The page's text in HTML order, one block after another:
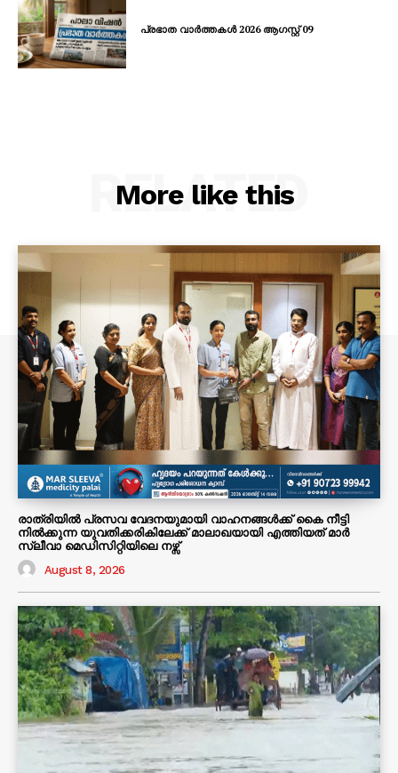
പ്രഭാത വാർത്തകൾ 2026 ആഗസ്റ്റ് 09
More like this
RELATED
രാത്രിയിൽ പ്രസവ വേദനയുമായി വാഹനങ്ങൾക്ക് കൈ നീട്ടി
നിൽക്കുന്ന യുവതിക്കരികിലേക്ക് മാലാഖയായി എത്തിയത് മാർ
സ്ലീവാ മെഡിസിറ്റിയിലെ നഴ്സ്
August 8, 2026